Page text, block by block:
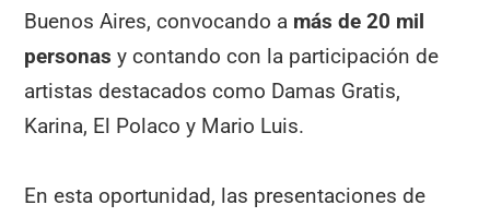
Buenos Aires, convocando a más de 20 mil
personas y contando con la participación de
artistas destacados como Damas Gratis,
Karina, El Polaco y Mario Luis.
En esta oportunidad, las presentaciones de